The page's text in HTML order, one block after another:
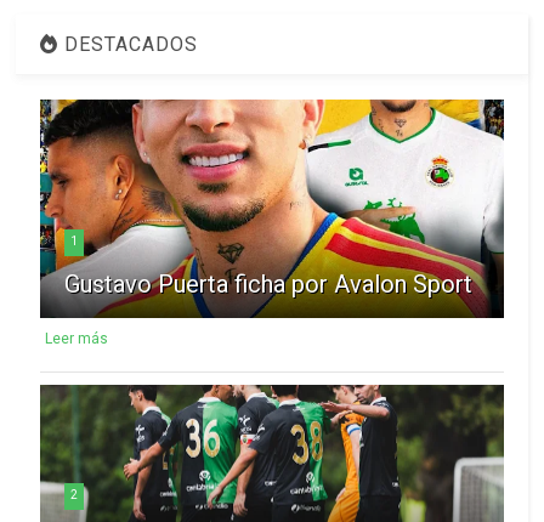
DESTACADOS
1
Gustavo Puerta ficha por Avalon Sport
Leer más
2